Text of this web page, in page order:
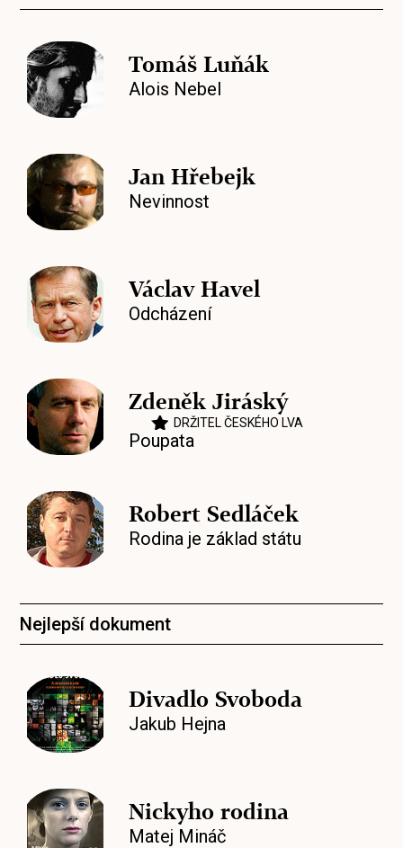
Tomáš Luňák
Alois Nebel
Jan Hřebejk
Nevinnost
Václav Havel
Odcházení
Zdeněk Jiráský
DRŽITEL ČESKÉHO LVA
Poupata
Robert Sedláček
Rodina je základ státu
Nejlepší dokument
Divadlo Svoboda
Jakub Hejna
Nickyho rodina
Matej Mináč